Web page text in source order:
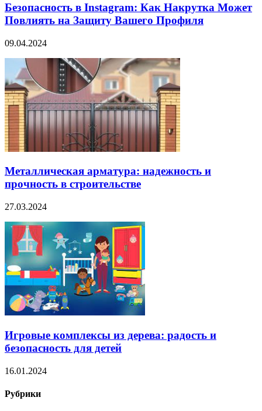
Безопасность в Instagram: Как Накрутка Может
Повлиять на Защиту Вашего Профиля
09.04.2024
Металлическая арматура: надежность и
прочность в строительстве
27.03.2024
Игровые комплексы из дерева: радость и
безопасность для детей
16.01.2024
Рубрики